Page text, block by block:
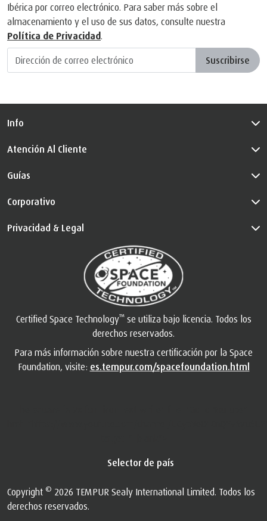
Ibérica por correo electrónico. Para saber más sobre el
almacenamiento y el uso de sus datos, consulte nuestra
Política de Privacidad.
Suscribirse
Info
Atención Al Cliente
Guías
Corporativo
Privacidad & Legal
Certified Space Technology™se utiliza bajo licencia. Todos los
derechos reservados.
Para más información sobre nuestra certificación por la Space
Foundation, visite: es.tempur.com/spacefoundation.html
Selector de país
Copyright © 2026 TEMPUR Sealy International Limited. Todos los
derechos reservados.